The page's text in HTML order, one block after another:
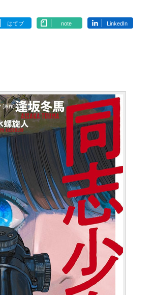
はてブ note LinkedIn